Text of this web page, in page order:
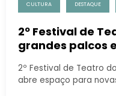
CULTURA DESTAQUE
2º Festival de
grandes palcos
2º Festival de Teatro
abre espaço para